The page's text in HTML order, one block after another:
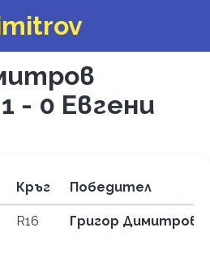
- 0 Евгени
Кръг Победител
R16 Григор Димитров